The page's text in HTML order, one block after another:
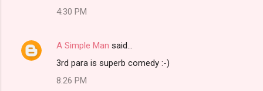
4:30 PM
A Simple Man said…
3rd para is superb comedy :-)
8:26 PM